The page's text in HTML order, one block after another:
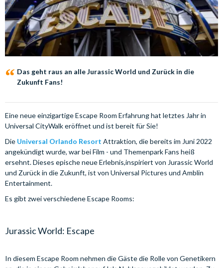
Das geht raus an alle Jurassic World und Zurück in die
Zukunft Fans!
Eine neue einzigartige Escape Room Erfahrung hat letztes Jahr in
Universal CityWalk eröffnet und ist bereit für Sie!
Die Universal Orlando Resort Attraktion, die bereits im Juni 2022
angekündigt wurde, war bei Film - und Themenpark Fans heiß
ersehnt. Dieses epische neue Erlebnis,inspiriert von Jurassic World
und Zurück in die Zukunft, ist von Universal Pictures und Amblin
Entertainment.
Es gibt zwei verschiedene Escape Rooms:
Jurassic World: Escape
In diesem Escape Room nehmen die Gäste die Rolle von Genetikern